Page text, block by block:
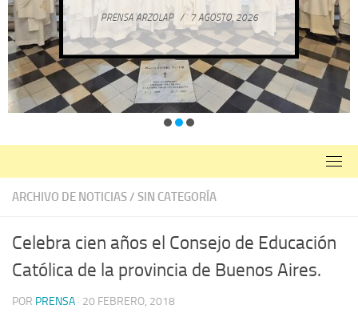
PRENSA ARZOLAP / 7 AGOSTO, 2026
ARCHIVO DE NOTICIAS/ SIN CATEGORÍA
Celebra cien años el Consejo de Educación
Católica de la provincia de Buenos Aires.
POR PRENSA · 20 FEBRERO, 2018